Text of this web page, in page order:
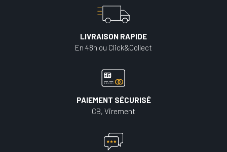
LIVRAISON RAPIDE
En 48h ou Click&Collect
PAIEMENT SÉCURISÉ
CB, Virement